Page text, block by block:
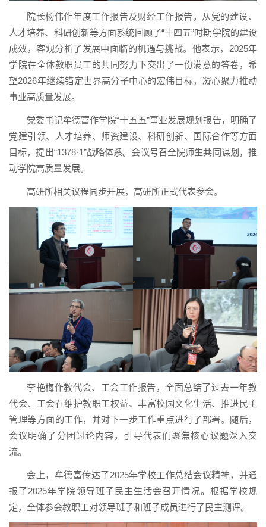
院长杨伟作年度工作报告及财经工作报告，从党的建设、
人才培养、科研创新等方面系统回顾了“十四五”时期学院的建设
成效，客观分析了发展中面临的机遇与挑战。他表示，2025年
学院在全体教职员工的共同努力下交出了一份满意的答卷，希
望2026年继续锚定世界高分子中心的宏伟目标，凝心聚力推动
事业高质量发展。
党委书记牟德富作学院“十五五”事业发展规划报告，明确了
党建引领、人才培养、师资建设、科研创新、国际合作等方面
目标，提出“1378·1”战略体系。会议号召全院师生共同谋划，推
动学院高质量发展。
高研所相关议程同步开展，高研所正式代表参会。
李艳梅作教代会、工会工作报告，全面总结了过去一年教
代会、工会在维护教职工权益、丰富校园文化生活、推进民主
管理等方面的工作，并对下一步工作重点进行了部署。随后，
会议明确了分团讨论内容，引导代表们聚焦核心议题深入交
流。
会上，牟德富传达了2025年学校工作总结会议精神，并通
报了2025年学院领导班子民主生活会召开情况。根据学校规
定，全体参会教职工对领导班子和班子成员进行了民主测评。